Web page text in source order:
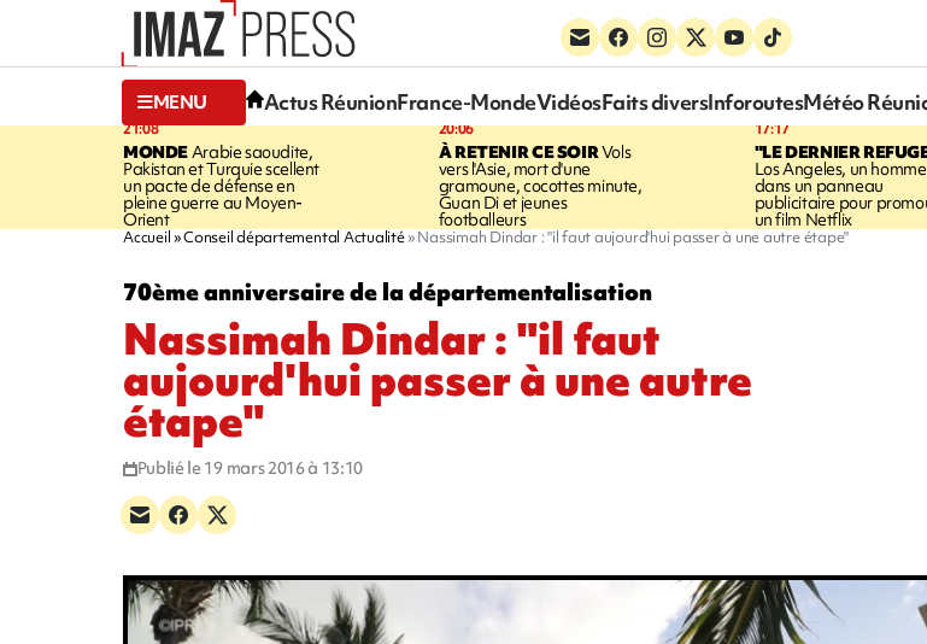
MENU Actus RéunionFrance-MondeVidéosFaits diversInforoutesMétéo
21:08
MONDE Arabie saoudite,
Pakistan et Turquie scellent
un pacte de défense en
pleine guerre au Moyen-
Orient
20:06
À RETENIR CE SOIRVols
vers l'Asie, mort d'une
gramoune, cocottes minute,
Guan Di et jeunes
footballeurs
17:17
"LE DERNIER
Los Angeles, un
dans un panneau
publicitaire pour
un film Netflix
Accueil Conseil départemental Actualité Nassimah Dindar : "il faut aujourd'hui passer à une autre étape"
70ème anniversaire de la départementalisation
Nassimah Dindar : "il faut
aujourd'hui passer à une autre
étape"
Publié le 19 mars 2016 à 13:10